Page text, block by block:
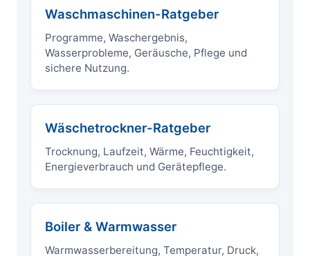
Waschmaschinen-Ratgeber
Programme, Waschergebnis,
Wasserprobleme, Geräusche, Pflege und
sichere Nutzung.
Wäschetrockner-Ratgeber
Trocknung, Laufzeit, Wärme, Feuchtigkeit,
Energieverbrauch und Gerätepflege.
Boiler & Warmwasser
Warmwasserbereitung, Temperatur, Druck,